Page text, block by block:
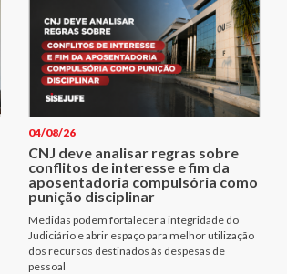
04/08/26
CNJ deve analisar regras sobre
conflitos de interesse e fim da
aposentadoria compulsória como
punição disciplinar
Medidas podem fortalecer a integridade do
Judiciário e abrir espaço para melhor utilização
dos recursos destinados às despesas de
pessoal